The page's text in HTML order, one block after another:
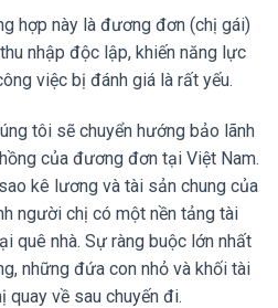
hợp này là đương đơn (chị gái)
nhập độc lập, khiến năng lực
việc bị đánh giá là rất yếu.
tôi sẽ chuyển hướng bảo lãnh
của đương đơn tại Việt Nam.
kê lương và tài sản chung của
người chị có một nền tảng tài
quê nhà. Sự ràng buộc lớn nhất
những đứa con nhỏ và khối tài
quay về sau chuyến đi.